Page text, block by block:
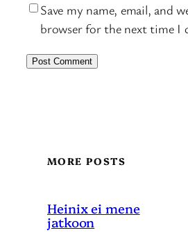
Save my name, email, and
browser for the next time I
MORE POSTS
Heinix ei mene
jatkoon